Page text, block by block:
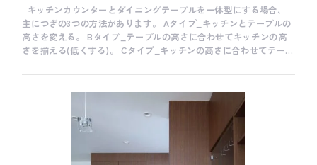
主につぎの3つの方法があります。 Aタイプ_キッチンとテーブルの
高さを変える。 Bタイプ_テーブルの高さに合わせてキッチンの高
さを揃える(低くする)。 Cタイプ_キッチンの高さに合わせてテーブ
プを選ぶ際のポイントは、「キッチンと一緒に、合わせる椅子も選
んでおく」ことです。 意外と盲点なのですが、キッチンの高さ
(850mm〜900mm)に合わせる椅子って、一般的な高さのテーブル椅
子に比べて、圧倒的に選択肢が少ないのです。。 キッチンのプラン
に集中するあまり、あとから椅子を選ぼうと思ったときに、「あ
れ、キッチンの雰囲気に合う椅子がないかも。。」とならないため
に、Cタイプのキッチンをご検討する際は、ぜひ椅子も一緒に検討